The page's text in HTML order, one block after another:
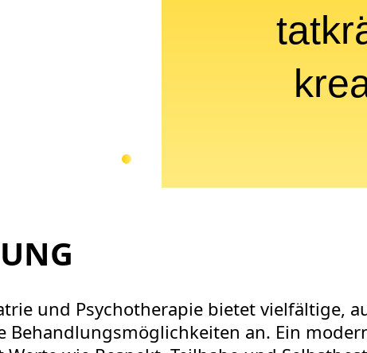
und Psychotherapie bietet vielfältige,
an. Ein